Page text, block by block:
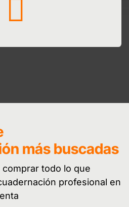
más buscadas
todo lo que
profesional en